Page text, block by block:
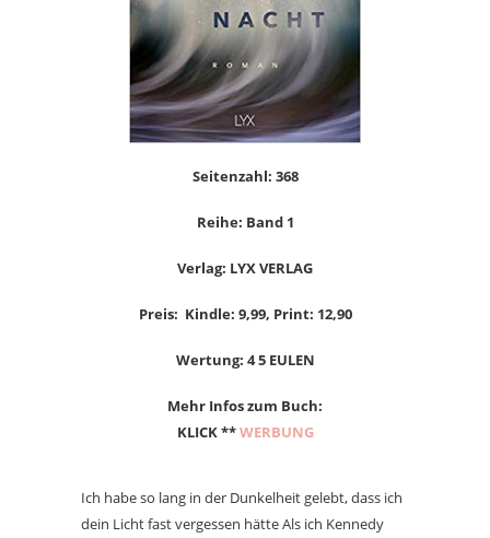
Seitenzahl: 368
Reihe: Band 1
Verlag: LYX VERLAG
Preis: Kindle: 9,99, Print: 12,90
Wertung: 4 5 EULEN
Mehr Infos zum Buch:
KLICK **WERBUNG
Ich habe so lang in der Dunkelheit gelebt, dass ich
dein Licht fast vergessen hätte Als ich Kennedy